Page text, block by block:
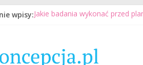
wpisy:Jakie badania wykonać przed
Wizyta u lekarza przed ciążą –
Planowanie ciąży. Jak planować